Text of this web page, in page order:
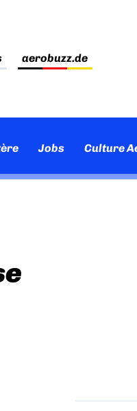
aerobuzz.de
Jobs Culture